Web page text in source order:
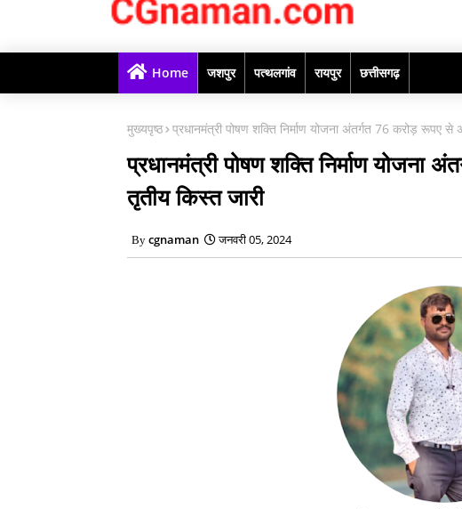
Home जशपुर पत्थलगांव रायपुर छत्तीसगढ़
मुख्यपृष्ठ प्रधानमंत्री पोषण शक्ति निर्माण योजना अंतर्गत 76 करोड़ रूपए से
प्रधानमंत्री पोषण शक्ति निर्माण
तृतीय किस्त जारी
cgnaman जनवरी 05, 2024